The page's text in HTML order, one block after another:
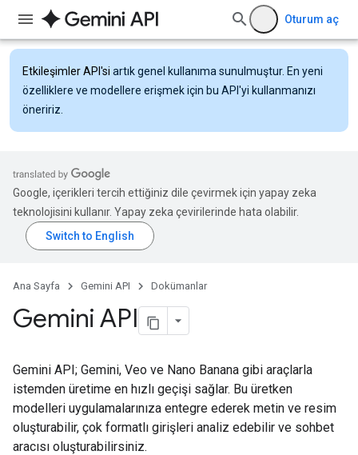
Oturum aç
Etkileşimler API'si artık genel kullanıma sunulmuştur. En yeni
özelliklere ve modellere erişmek için bu API'yi kullanmanızı
öneririz.
Google, içerikleri tercih ettiğiniz dile çevirmek için yapay zeka
teknolojisini kullanır. Yapay zeka çevirilerinde hata olabilir.
Ana Sayfa Gemini API Dokümanlar
Gemini API
Gemini API; Gemini, Veo ve Nano Banana gibi araçlarla
istemden üretime en hızlı geçişi sağlar. Bu üretken
modelleri uygulamalarınıza entegre ederek metin ve resim
oluşturabilir, çok formatlı girişleri analiz edebilir ve sohbet
aracısı oluşturabilirsiniz.